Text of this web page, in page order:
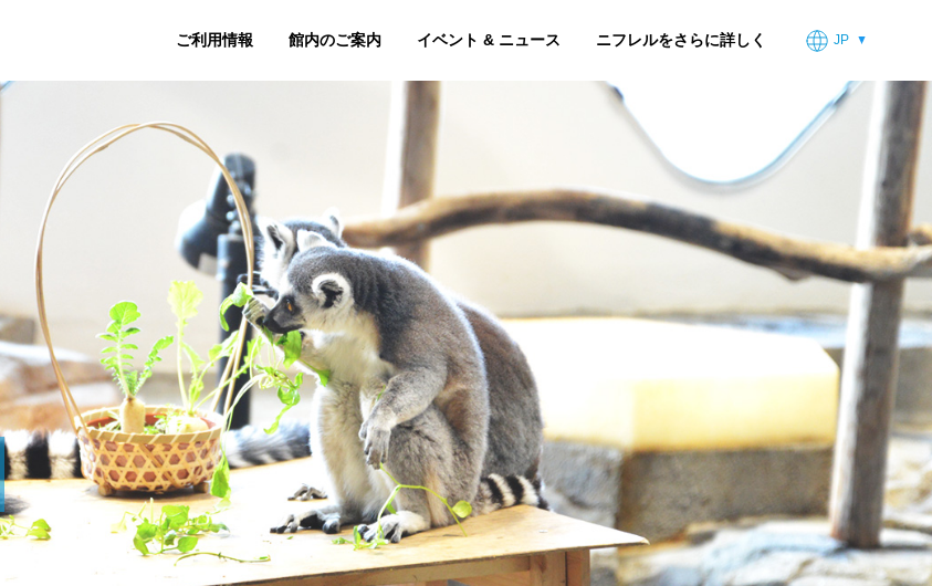
JP
ご利用情報 館内のご案内 イベント & ニュース ニフレルをさらに詳しく